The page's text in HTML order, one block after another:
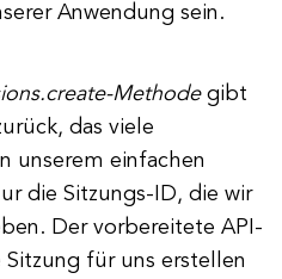
Anwendung sein.
Methodegibt
das viele
unserem einfachen
die Sitzungs-ID, die wir
Der vorbereitete API-
für uns erstellen